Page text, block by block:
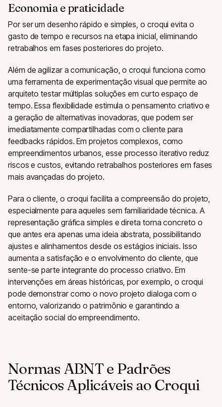
Economia e praticidade
Por ser um desenho rápido e simples, o croqui evita o
gasto de tempo e recursos na etapa inicial, eliminando
retrabalhos em fases posteriores do projeto.
Além de agilizar a comunicação, o croqui funciona como
uma ferramenta de experimentação visual que permite ao
arquiteto testar múltiplas soluções em curto espaço de
tempo. Essa flexibilidade estimula o pensamento criativo e
a geração de alternativas inovadoras, que podem ser
imediatamente compartilhadas com o cliente para
feedbacks rápidos. Em projetos complexos, como
empreendimentos urbanos, esse processo iterativo reduz
riscos e custos, evitando retrabalhos posteriores em fases
mais avançadas do projeto.
Para o cliente, o croqui facilita a compreensão do projeto,
especialmente para aqueles sem familiaridade técnica. A
representação gráfica simples e direta torna concreto o
que antes era apenas uma ideia abstrata, possibilitando
ajustes e alinhamentos desde os estágios iniciais. Isso
aumenta a satisfação e o envolvimento do cliente, que
sente-se parte integrante do processo criativo. Em
intervenções em áreas históricas, por exemplo, o croqui
pode demonstrar como o novo projeto dialoga com o
entorno, valorizando o patrimônio e garantindo a
aceitação social do empreendimento.
Normas ABNT e Padrões
Técnicos Aplicáveis ao Croqui